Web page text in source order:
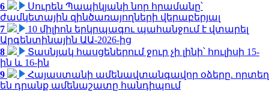
6
Սուրեն Պապիկյանի նոր հրամանը՝
ժամկետային զինծառայողների վերաբերյալ
7
10 միլիոն երկրպագու պահանջում է վտարել
Արգենտինային ԱԱ-2026-ից
8
Տասնյակ հասցեներում ջուր չի լինի՝ հուլիսի 15-
ին և 16-ին
9
Հայաստանի ամենավտանգավոր օձերը. որտեղ
են դրանք ամենաշատը հանդիպում